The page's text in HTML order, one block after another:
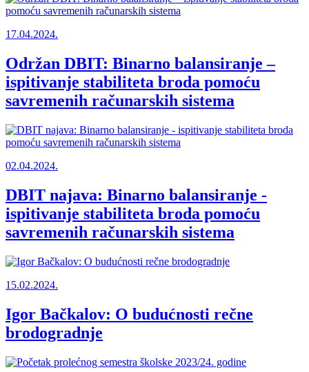
17.04.2024.
Održan DBIT: Binarno balansiranje –
ispitivanje stabiliteta broda pomoću
savremenih računarskih sistema
02.04.2024.
DBIT najava: Binarno balansiranje -
ispitivanje stabiliteta broda pomoću
savremenih računarskih sistema
15.02.2024.
Igor Bačkalov: O budućnosti rečne
brodogradnje